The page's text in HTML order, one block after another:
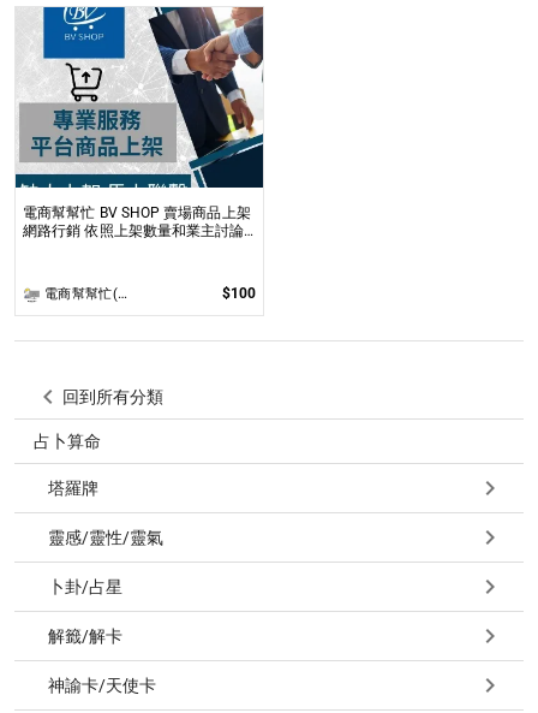
電商幫幫忙 BV SHOP 賣場商品上架
網路行銷 依照上架數量和業主討論
電商幫幫忙(電商平台代營運/電商上架/運營策略/網路行銷) $100
回到所有分類
占卜算命
塔羅牌
靈感/靈性/靈氣
卜卦/占星
解籤/解卡
神諭卡/天使卡